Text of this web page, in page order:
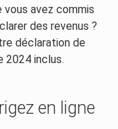
avez commis
des revenus ?
déclaration de
2024 inclus.
en ligne